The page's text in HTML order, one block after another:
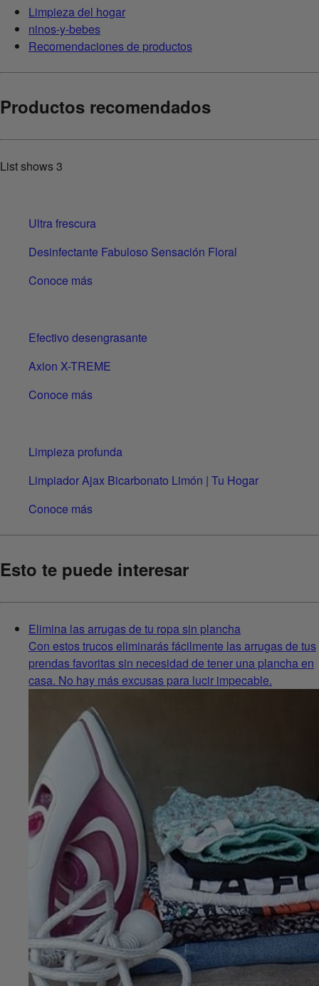
Limpieza del hogar
ninos-y-bebes
Recomendaciones de productos
Productos recomendados
List shows3
Ultra frescura
Desinfectante Fabuloso Sensación Floral
Conoce más
Efectivo desengrasante
Axion X-TREME
Conoce más
Limpieza profunda
Limpiador Ajax Bicarbonato Limón | Tu Hogar
Conoce más
Esto te puede interesar
Elimina las arrugas de tu ropa sin plancha
Con estos trucos eliminarás fácilmente las arrugas de tus
prendas favoritas sin necesidad de tener una plancha en
casa. No hay más excusas para lucir impecable.